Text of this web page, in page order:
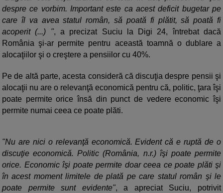
despre ce vorbim. Important este ca acest deficit bugetar pe
care îl va avea statul român, să poată fi plătit, să poată fi
acoperit (...) ", a precizat Suciu la Digi 24, întrebat dacă
România şi-ar permite pentru această toamnă o dublare a
alocaţiilor şi o creştere a pensiilor cu 40%.
Pe de altă parte, acesta consideră că discuţia despre pensii şi
alocaţii nu are o relevanţă economică pentru că, politic, ţara îşi
poate permite orice însă din punct de vedere economic îşi
permite numai ceea ce poate plăti.
"Nu are nici o relevanţă economică. Evident că e ruptă de o
discuţie economică. Politic (România, n.r.) îşi poate permite
orice. Economic îşi poate permite doar ceea ce poate plăti şi
în acest moment limitele de plată pe care statul român şi le
poate permite sunt evidente", a apreciat Suciu, potrivit